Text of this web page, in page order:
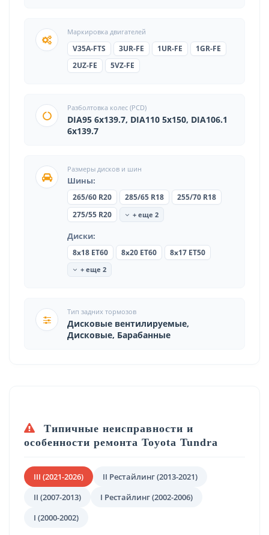
Маркировка двигателей
V35A-FTS
3UR-FE 1UR-FE
1GR-FE
2UZ-FE
5VZ-FE
Разболтовка колес (PCD)
DIA95 6x139.7, DIA110 5x150, DIA106.1
6x139.7
Размеры дисков и шин
Шины:
265/60 R20 285/65 R18
255/70 R18
275/55 R20
+ еще 2
Диски:
8x18 ET60 8x20 ET60
8x17 ET50
+ еще 2
Тип задних тормозов
Дисковые вентилируемые,
Дисковые, Барабанные
Типичные неисправности и
особенности ремонта Toyota Tundra
III (2021-2026)
II Рестайлинг (2013-2021)
II (2007-2013)
I Рестайлинг (2002-2006)
I (2000-2002)